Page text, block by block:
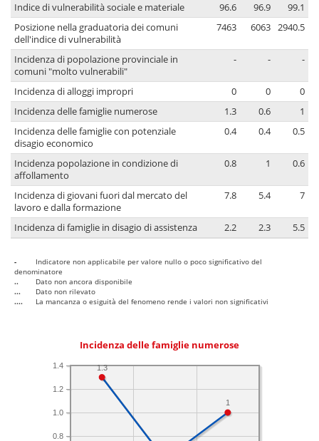
Indice di vulnerabilità sociale e materiale 96.6 96.9
99.1
Posizione nella graduatoria dei comuni
dell'indice di vulnerabilità
7463 6063 2940.5
Incidenza di popolazione provinciale in
comuni "molto vulnerabili"
- - -
Incidenza di alloggi impropri 0 0
0
Incidenza delle famiglie numerose
1.3 0.6
1
Incidenza delle famiglie con potenziale
disagio economico
0.4 0.4 0.5
Incidenza popolazione in condizione di
affollamento
0.8 1 0.6
Incidenza di giovani fuori dal mercato del
lavoro e dalla formazione
7.8 5.4 7
Incidenza di famiglie in disagio di assistenza 2.2 2.3 5.5
-
Indicatore non applicabile per valore nullo o poco significativo del
denominatore
..
Dato non ancora disponibile
...
Dato non rilevato
....
La mancanza o esiguità del fenomeno rende i valori non significativi
Incidenza delle famiglie numerose
0.8
1.0
1.2
1.4
1
1.3